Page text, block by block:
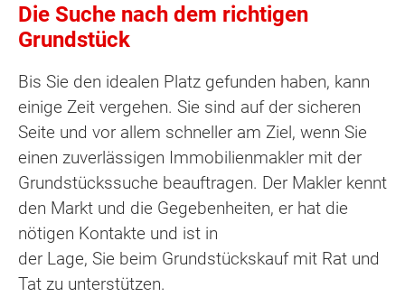
Die Suche nach dem richtigen
Grundstück
Bis Sie den idealen Platz gefunden haben, kann
einige Zeit vergehen. Sie sind auf der sicheren
Seite und vor allem schneller am Ziel, wenn Sie
einen zuverlässigen Immobilienmakler mit der
Grundstückssuche beauftragen. Der Makler kennt
den Markt und die Gegebenheiten, er hat die
nötigen Kontakte und ist in
der Lage, Sie beim Grundstückskauf mit Rat und
Tat zu unterstützen.